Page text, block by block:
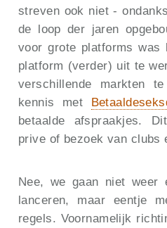
streven ook niet -
de loop der jaren
voor grote platforms
platform (verder) uit te
verschillende markten
kennis met
betaalde afspraakjes.
prive of bezoek van clubs
Nee, we gaan niet weer
lanceren, maar eentje
regels. Voornamelijk